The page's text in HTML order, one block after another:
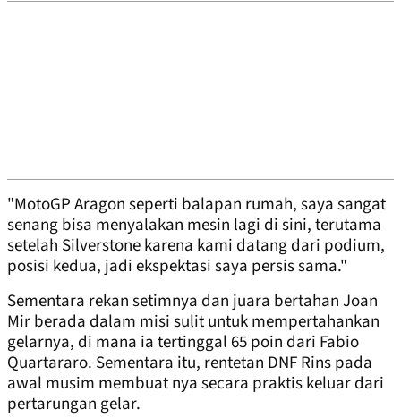
"MotoGP Aragon seperti balapan rumah, saya sangat
senang bisa menyalakan mesin lagi di sini, terutama
setelah Silverstone karena kami datang dari podium,
posisi kedua, jadi ekspektasi saya persis sama."
Sementara rekan setimnya dan juara bertahan Joan
Mir berada dalam misi sulit untuk mempertahankan
gelarnya, di mana ia tertinggal 65 poin dari Fabio
Quartararo. Sementara itu, rentetan DNF Rins pada
awal musim membuat nya secara praktis keluar dari
pertarungan gelar.